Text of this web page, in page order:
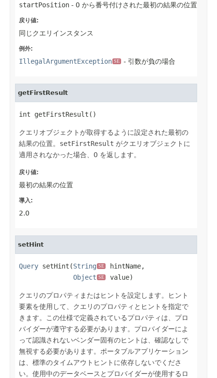
startPosition - 0 から番号付けされた最初の結果の位置
戻り値:
同じクエリインスタンス
例外:
IllegalArgumentException SE - 引数が負の場合
getFirstResult
int getFirstResult()
クエリオブジェクトが取得するように設定された最初の
結果の位置。 setFirstResult がクエリオブジェクトに
適用されなかった場合、0 を返します。
戻り値:
最初の結果の位置
導入:
2.0
setHint
Query setHint(String SE
hintName,
Object SE value)
クエリのプロパティまたはヒントを設定します。ヒント
要素を使用して、クエリのプロパティとヒントを指定で
きます。この仕様で定義されているプロパティは、プロ
バイダーが遵守する必要があります。プロバイダーによ
って認識されないベンダー固有のヒントは、確認なしで
無視する必要があります。ポータブルアプリケーション
は、標準のタイムアウトヒントに依存しないでくださ
い。使用中のデータベースとプロバイダーが使用するロ